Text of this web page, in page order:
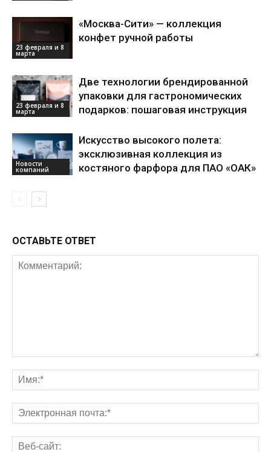
23 февраля и 8
марта
«Москва-Сити» — коллекция
конфет ручной работы
23 февраля и 8
марта
Две технологии брендированной
упаковки для гастрономических
подарков: пошаговая инструкция
Новости
компаний
Искусство высокого полета:
эксклюзивная коллекция из
костяного фарфора для ПАО «ОАК»
ОСТАВЬТЕ ОТВЕТ